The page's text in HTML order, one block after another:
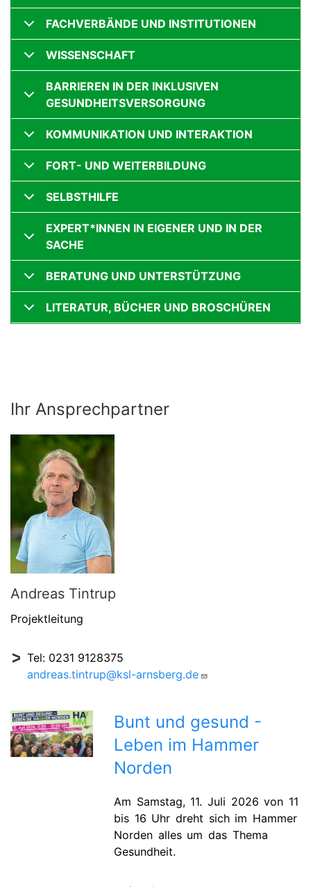
FACHVERBÄNDE UND INSTITUTIONEN
WISSENSCHAFT
BARRIEREN IN DER INKLUSIVEN
GESUNDHEITSVERSORGUNG
KOMMUNIKATION UND INTERAKTION
FORT- UND WEITERBILDUNG
SELBSTHILFE
EXPERT*INNEN IN EIGENER UND IN DER
SACHE
BERATUNG UND UNTERSTÜTZUNG
LITERATUR, BÜCHER UND BROSCHÜREN
Ihr Ansprechpartner
Andreas Tintrup
Projektleitung
Tel: 0231 9128375
andreas.tintrup@ksl-arnsberg.de
Bunt und gesund -
Leben im Hammer
Norden
Am Samstag, 11. Juli 2026 von 11
bis 16 Uhr dreht sich im Hammer
Norden alles um das Thema
Gesundheit.